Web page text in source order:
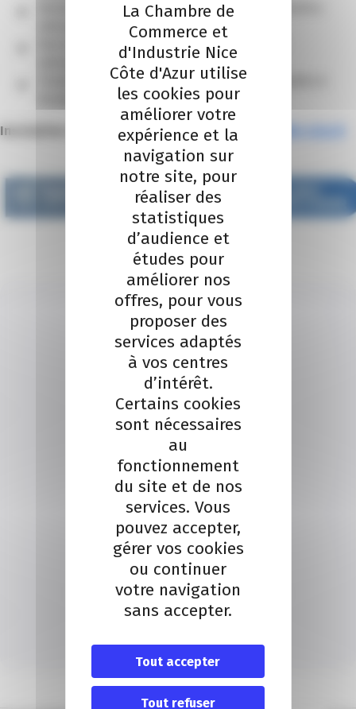
Martine MARTINON, Conseillère municipale, Conseillère
Pierre BARONE, Conseiller municipal, Conseiller
Tristan VALENTIN, Responsable de Service hospitalité et
Relations Publiques d’A.S.O
Inscription obligatoire par mail –protocole@ville-nice.fr
Localisation
CCI Nice Côte d’Azur 20 Bd Carabacel 06000 Nice
Téléphone : 04 93 13 73 00
La Chambre de
Commerce et
d'Industrie Nice
Côte d'Azur utilise
les cookies pour
améliorer votre
expérience et la
navigation sur
notre site, pour
réaliser des
statistiques
d’audience et
études pour
améliorer nos
offres, pour vous
proposer des
services adaptés
à vos centres
d’intérêt.
Certains cookies
sont nécessaires
au
fonctionnement
du site et de nos
services. Vous
pouvez accepter,
gérer vos cookies
ou continuer
votre navigation
sans accepter.
Tout accepter
Tout refuser